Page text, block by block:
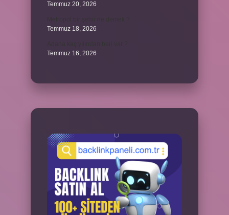
Temmuz 20, 2026
Temmuz 18, 2026
Temmuz 16, 2026